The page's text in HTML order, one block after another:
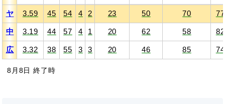
ヤ 3.59 45 54 4 2 23 50 70
中 3.19 44 57 4 1 20 62 58
広 3.32 38 55 3 3 20 46 85
8月8日 終了時